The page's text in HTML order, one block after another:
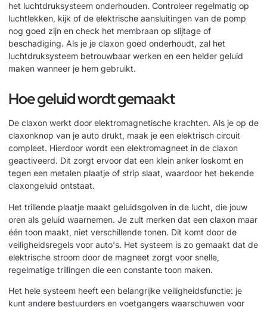
het luchtdruksysteem onderhouden. Controleer regelmatig op
luchtlekken, kijk of de elektrische aansluitingen van de pomp
nog goed zijn en check het membraan op slijtage of
beschadiging. Als je je claxon goed onderhoudt, zal het
luchtdruksysteem betrouwbaar werken en een helder geluid
maken wanneer je hem gebruikt.
Hoe geluid wordt gemaakt
De claxon werkt door elektromagnetische krachten. Als je op de
claxonknop van je auto drukt, maak je een elektrisch circuit
compleet. Hierdoor wordt een elektromagneet in de claxon
geactiveerd. Dit zorgt ervoor dat een klein anker loskomt en
tegen een metalen plaatje of strip slaat, waardoor het bekende
claxongeluid ontstaat.
Het trillende plaatje maakt geluidsgolven in de lucht, die jouw
oren als geluid waarnemen. Je zult merken dat een claxon maar
één toon maakt, niet verschillende tonen. Dit komt door de
veiligheidsregels voor auto's. Het systeem is zo gemaakt dat de
elektrische stroom door de magneet zorgt voor snelle,
regelmatige trillingen die een constante toon maken.
Het hele systeem heeft een belangrijke veiligheidsfunctie: je
kunt andere bestuurders en voetgangers waarschuwen voor